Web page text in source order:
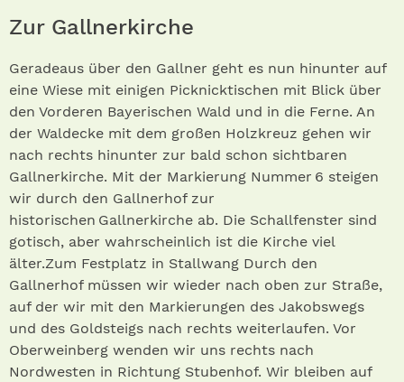
Zur Gallnerkirche
Geradeaus über den Gallner geht es nun hinunter auf
eine Wiese mit einigen Picknicktischen mit Blick über
den Vorderen Bayerischen Wald und in die Ferne. An
der Waldecke mit dem großen Holzkreuz gehen wir
nach rechts hi­nunter zur bald schon sichtbaren
Gallnerkirche. Mit der Markierung Nummer 6 steigen
wir durch den Gallnerhof zur
historischen Gallnerkirche ab. Die Schallfenster sind
gotisch, aber wahrscheinlich ist die Kirche viel
älter.Zum Festplatz in Stallwang Durch den
Gallnerhof müssen wir wieder nach oben zur Straße,
auf der wir mit den Markierungen des Jakobswegs
und des Goldsteigs nach rechts weiterlaufen. Vor
Oberweinberg wenden wir uns rechts nach
Nordwesten in Richtung Stubenhof. Wir bleiben auf